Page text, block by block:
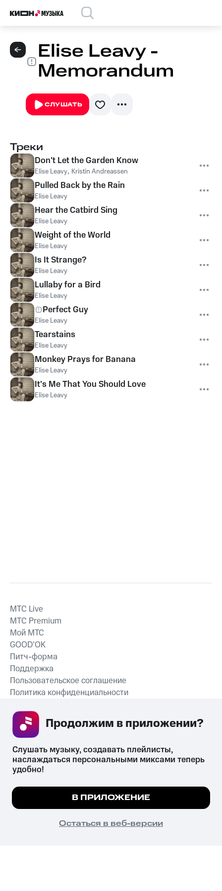
Elise Leavy -
Memorandum
СЛУШАТЬ
Треки
Don't Let the Garden Know
Elise Leavy, Kristin Andreassen
Pulled Back by the Rain
Elise Leavy
Hear the Catbird Sing
Elise Leavy
Weight of the World
Elise Leavy
Is It Strange?
Elise Leavy
Lullaby for a Bird
Elise Leavy
Perfect Guy
Elise Leavy
Tearstains
Elise Leavy
Monkey Prays for Banana
Elise Leavy
It's Me That You Should Love
Elise Leavy
СКАЧАТЬ ПРИЛОЖЕНИЕ
MTС Live
MTС Premium
Мой МТС
GOOD’OK
Питч-форма
Поддержка
Пользовательское соглашение
Политика конфиденциальности
психотропных веществ, их аналогов причиняет вред здоровью,
их незаконный оборот запрещён и влечёт установленную
законодательством ответственность.
© 2026 ООО «КИОН».
Все права защищены
Мы используем куки, чтобы на сайте все
Подробнее
ПОНЯТНО
Слушать музыку, создавать плейлисты,
наслаждаться персональными миксами теперь
удобно!
В ПРИЛОЖЕНИЕ
Остаться в веб-версии